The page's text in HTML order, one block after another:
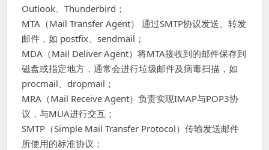
Outlook、Thunderbird；
MTA（Mail Transfer Agent） 通过SMTP协议发送、转发
邮件，如 postfix、sendmail；
MDA（Mail Deliver Agent）将MTA接收到的邮件保存到
磁盘或指定地方，通常会进行垃圾邮件及病毒扫描，如
procmail、dropmail；
MRA（Mail Receive Agent）负责实现IMAP与POP3协
议，与MUA进行交互；
SMTP（Simple Mail Transfer Protocol）传输发送邮件
所使用的标准协议；